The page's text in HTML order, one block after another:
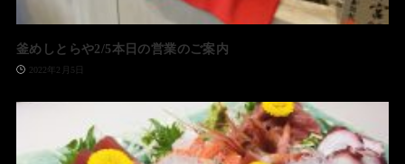
釜めしとらや2/5本日の営業のご案内
2022年2月5日